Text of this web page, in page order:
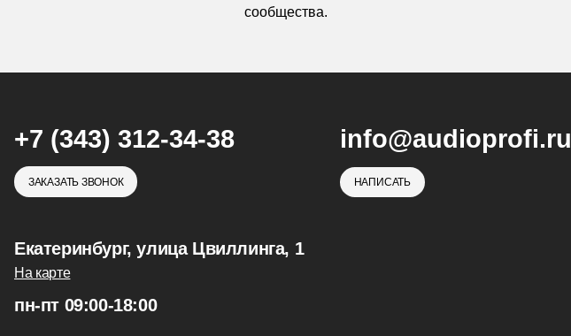
сообщества.
+7 (343) 312-34-38
ЗАКАЗАТЬ ЗВОНОК
info@audioprofi.ru
НАПИСАТЬ
Екатеринбург, улица Цвиллинга, 1
На карте
пн-пт 09:00-18:00